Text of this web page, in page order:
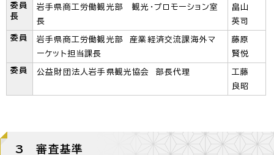
委員
長
岩手県商工労働観光部 観光・プロモーション室
長
畠山
英司
委員
岩手県商工労働観光部 産業経済交流課海外マ
ーケット担当課長
藤原
賢悦
委員 公益財団法人岩手県観光協会 部長代理
工藤
良昭
3 審査基準